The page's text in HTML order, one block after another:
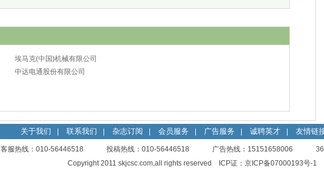
埃马克(中国)机械有限公司
太仓分公司
中达电通股份有限公司
关于我们 联系我们 杂志订阅 会员服务 广告服务 诚聘英才 友情链
客服热线：010-56446518 投稿热线：010-56446518 广告热线：15151658006
Copyright 2011 skjcsc.com,all rights reserved ICP证： 京ICP备07000193号-1